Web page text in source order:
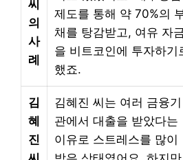
씨
의
사
례
제도를 통해 약 70%의
채를 탕감받고, 여유 자
을 비트코인에 투자하기
했죠.
김
혜
진
김혜진 씨는 여러 금융기
관에서 대출을 받았다는
이유로 스트레스를 많이